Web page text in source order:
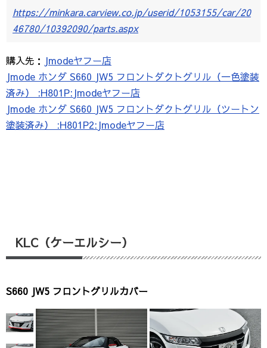
https://minkara.carview.co.jp/userid/1053155/car/20
46780/10392090/parts.aspx
購入先： Jmodeヤフー店
Jmode ホンダ S660 JW5 フロントダクトグリル（一色塗装
済み） :H801P:Jmodeヤフー店
Jmode ホンダ S660 JW5 フロントダクトグリル（ツートン
塗装済み） :H801P2:Jmodeヤフー店
KLC（ケーエルシー）
S660 JW5 フロントグリルカバー